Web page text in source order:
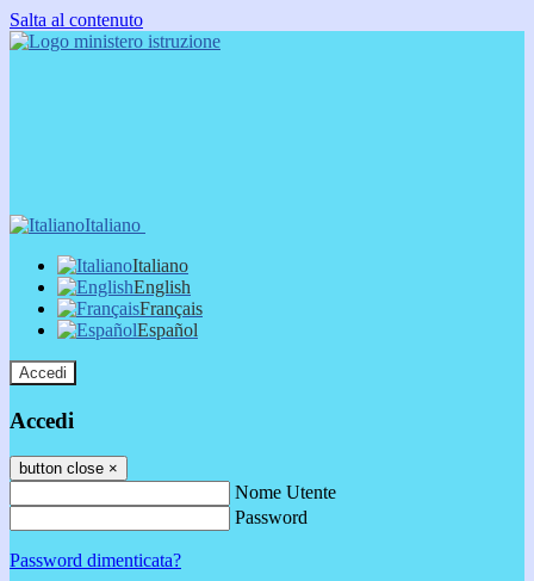
Salta al contenuto
Italiano
Italiano
English
Français
Español
Accedi
Accedi
button close ×
Nome Utente
Password
Password dimenticata?